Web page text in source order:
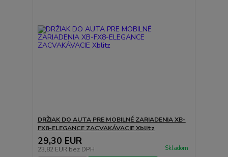
DRŽIAK DO AUTA PRE MOBILNÉ ZARIADENIA XB-
FX8-ELEGANCE ZACVAKÁVACIE Xblitz
29,30 EUR
23,82 EUR bez DPH Skladom